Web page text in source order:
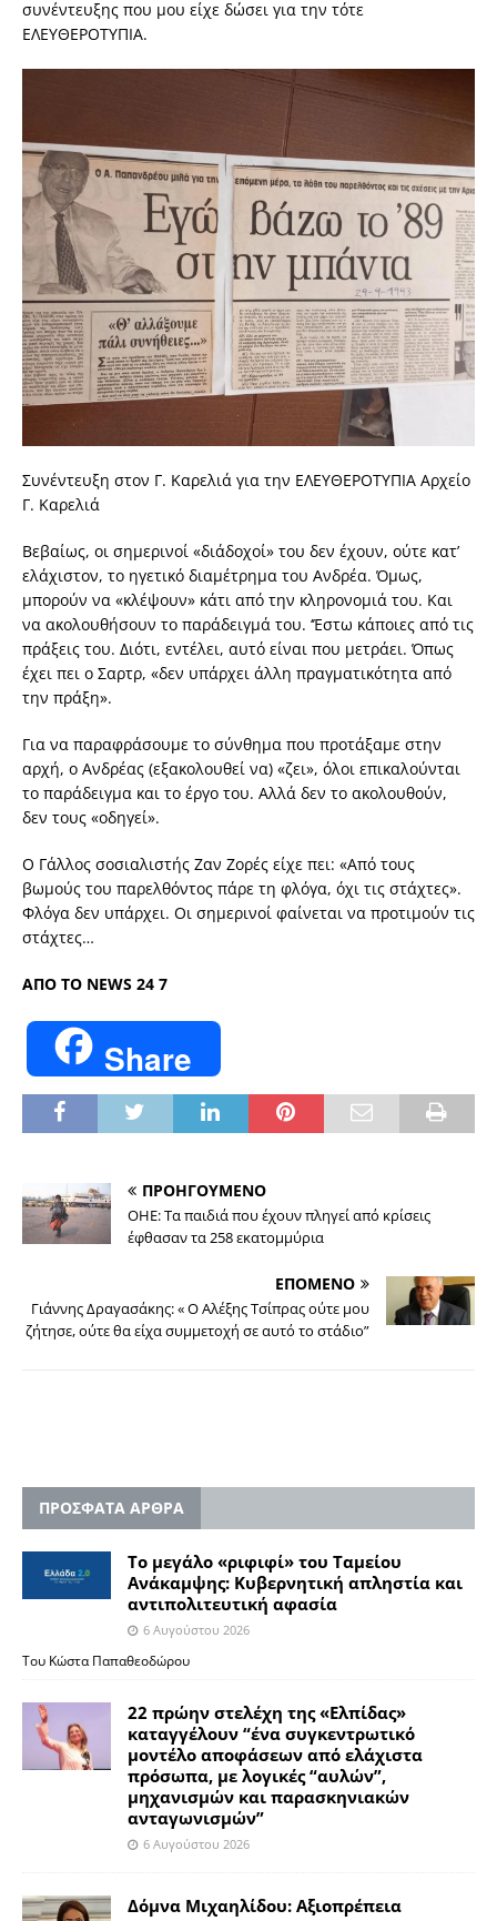
συνέντευξης που μου είχε δώσει για την τότε
ΕΛΕΥΘΕΡΟΤΥΠΙΑ.
Συνέντευξη στον Γ. Καρελιά για την ΕΛΕΥΘΕΡΟΤΥΠΙΑ Αρχείο
Γ. Καρελιά
Βεβαίως, οι σημερινοί «διάδοχοί» του δεν έχουν, ούτε κατ’
ελάχιστον, το ηγετικό διαμέτρημα του Ανδρέα. Όμως,
μπορούν να «κλέψουν» κάτι από την κληρονομιά του. Και
να ακολουθήσουν το παράδειγμά του. ‘Έστω κάποιες από τις
πράξεις του. Διότι, εντέλει, αυτό είναι που μετράει. Όπως
έχει πει ο Σαρτρ, «δεν υπάρχει άλλη πραγματικότητα από
την πράξη».
Για να παραφράσουμε το σύνθημα που προτάξαμε στην
αρχή, ο Ανδρέας (εξακολουθεί να) «ζει», όλοι επικαλούνται
το παράδειγμα και το έργο του. Αλλά δεν το ακολουθούν,
δεν τους «οδηγεί».
Ο Γάλλος σοσιαλιστής Ζαν Ζορές είχε πει: «Από τους
βωμούς του παρελθόντος πάρε τη φλόγα, όχι τις στάχτες».
Φλόγα δεν υπάρχει. Οι σημερινοί φαίνεται να προτιμούν τις
στάχτες…
ΑΠΟ ΤΟ NEWS 24 7
Share
ΠΡΟΗΓΟΥΜΕΝΟ
ΟΗΕ: Τα παιδιά που έχουν πληγεί από κρίσεις
έφθασαν τα 258 εκατομμύρια
ΕΠΟΜΕΝΟ
Γιάννης Δραγασάκης: « Ο Αλέξης Τσίπρας ούτε μου
ζήτησε, ούτε θα είχα συμμετοχή σε αυτό το στάδιο”
ΠΡΟΣΦΑΤΑ ΑΡΘΡΑ
Το μεγάλο «ριφιφί» του Ταμείου
Ανάκαμψης: Κυβερνητική απληστία και
αντιπολιτευτική αφασία
6 Αυγούστου 2026
Του Κώστα Παπαθεοδώρου
22 πρώην στελέχη της «Ελπίδας»
καταγγέλουν “ένα συγκεντρωτικό
μοντέλο αποφάσεων από ελάχιστα
πρόσωπα, με λογικές “αυλών”,
μηχανισμών και παρασκηνιακών
ανταγωνισμών”
6 Αυγούστου 2026
Δόμνα Μιχαηλίδου: Αξιοπρέπεια